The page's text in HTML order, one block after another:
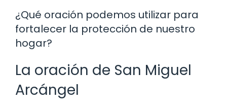
¿Qué oración podemos utilizar para
fortalecer la protección de nuestro
hogar?
La oración de San Miguel
Arcángel